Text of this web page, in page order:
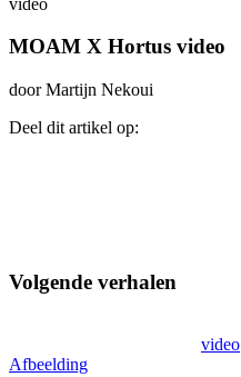
MOAM X Hortus video
door Martijn Nekoui
Deel dit artikel op:
Volgende verhalen
Afbeelding
video